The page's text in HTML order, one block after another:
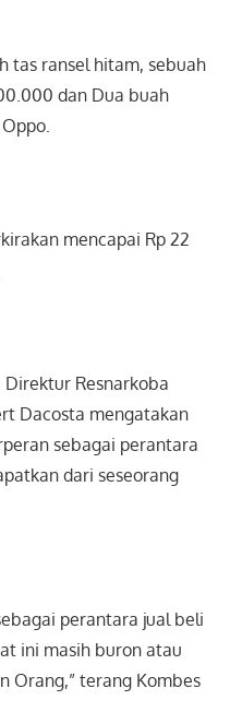
tas ransel hitam, sebuah
dan Dua buah
mencapai Rp 22
Direktur Resnarkoba
Dacosta mengatakan
sebagai perantara
dari seseorang
perantara jual beli
ini masih buron atau
Orang,” terang Kombes